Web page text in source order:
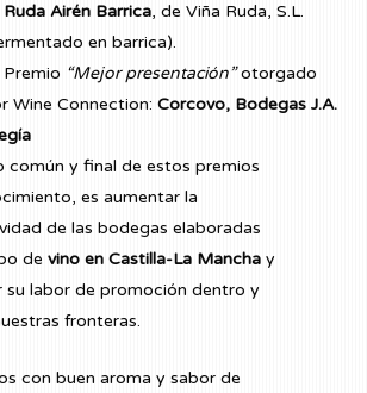
Ruda Airén Barrica, de Viña Ruda, S.L.
en barrica).
Premio “Mejor presentación”otorgado
Wine Connection: Corcovo, Bodegas J.A.
común y final de estos premios
es aumentar la
de las bodegas elaboradas
de vino en Castilla-La Mancha y
su labor de promoción dentro y
fronteras.
con buen aroma y sabor de